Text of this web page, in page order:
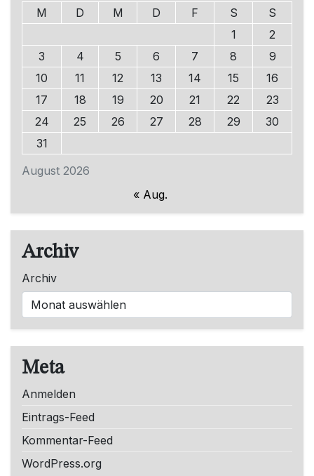
August 2026
M D M D F S
S
1
2
3
4 5 6 7 8
9
10
11 12 13 14 15
16
17
18 19 20 21 22
23
24
25 26 27 28 29
30
31
« Aug.
Archiv
Archiv
Meta
Anmelden
Eintrags-Feed
Kommentar-Feed
WordPress.org